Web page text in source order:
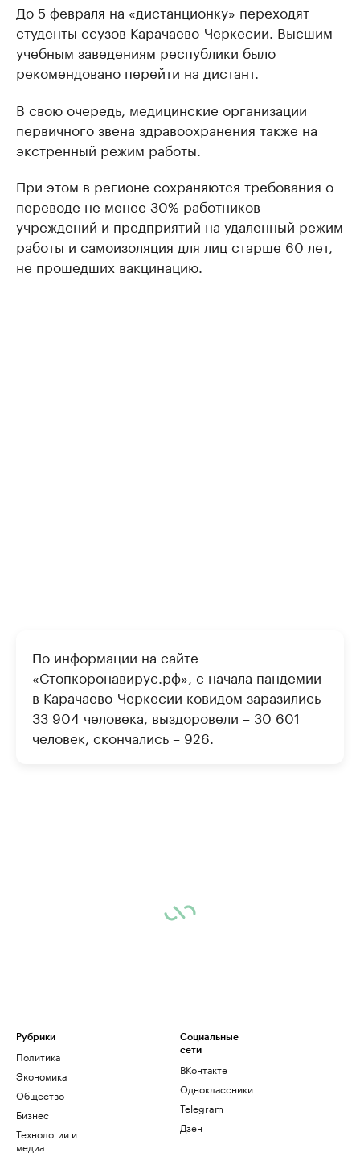
До 5 февраля на «дистанционку» переходят
студенты ссузов Карачаево-Черкесии. Высшим
учебным заведениям республики было
рекомендовано перейти на дистант.
В свою очередь, медицинские организации
первичного звена здравоохранения также на
экстренный режим работы.
При этом в регионе сохраняются требования о
переводе не менее 30% работников
учреждений и предприятий на удаленный режим
работы и самоизоляция для лиц старше 60 лет,
не прошедших вакцинацию.
По информации на сайте
«Стопкоронавирус.рф», с начала пандемии
в Карачаево-Черкесии ковидом заразились
33 904 человека, выздоровели – 30 601
человек, скончались – 926.
Рубрики
Политика
Экономика
Общество
Бизнес
Технологии и
медиа
Социальные
сети
ВКонтакте
Одноклассники
Telegram
Дзен